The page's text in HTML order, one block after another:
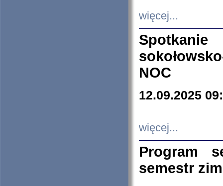
więcej...
NOC
12.09.2025
więcej...
Program
semestr